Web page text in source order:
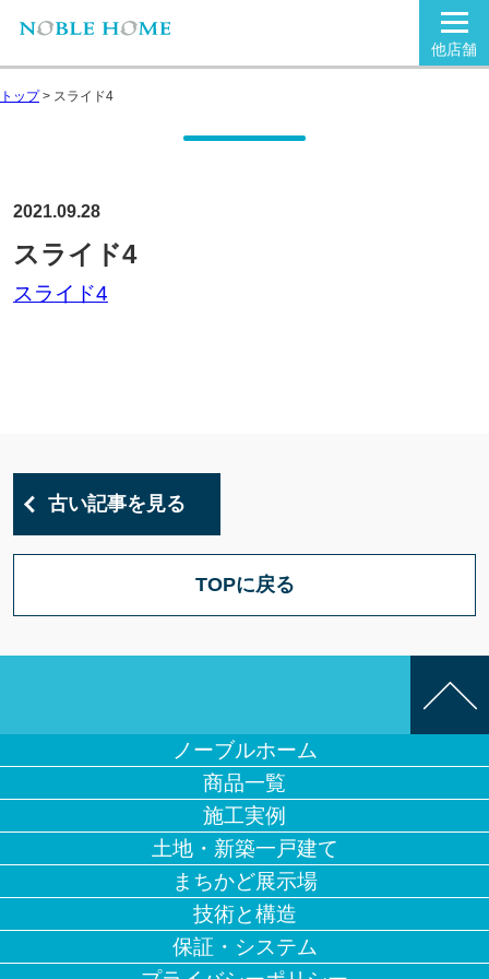
他店舗
トップ> スライド4
2021.09.28
スライド4
スライド4
古い記事を見る
TOPに戻る
ノーブルホーム
商品一覧
施工実例
土地・新築一戸建て
まちかど展示場
技術と構造
保証・システム